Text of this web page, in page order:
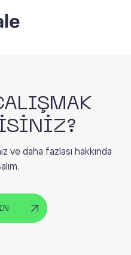
ve daha fazlası hakkında